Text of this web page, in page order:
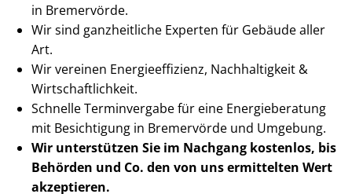
in Bremervörde.
Wir sind ganzheitliche Experten für Gebäude aller
Art.
Wir vereinen En­er­gie­ef­fi­zi­enz, Nachhaltigkeit &
Wirt­schaft­lich­keit.
Schnelle Terminvergabe für eine Energieberatung
mit Besichtigung in Bremervörde und Umgebung.
Wir unterstützen Sie im Nachgang kostenlos, bis
Behörden und Co. den von uns ermittelten Wert
akzeptieren.